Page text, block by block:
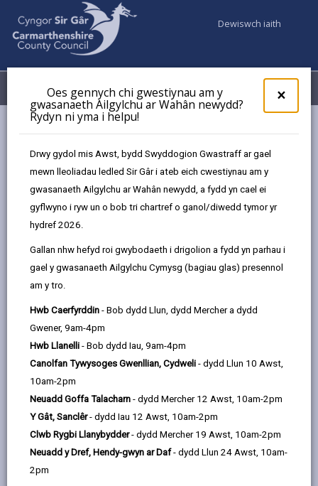
×
Oes gennych chi gwestiynau am y
gwasanaeth Ailgylchu ar Wahân newydd?
Rydyn ni yma i helpu!
Drwy gydol mis Awst, bydd Swyddogion Gwastraff ar gael
mewn lleoliadau ledled Sir Gâr i ateb eich cwestiynau am y
gwasanaeth Ailgylchu ar Wahân newydd, a fydd yn cael ei
gyflwyno i ryw un o bob tri chartref o ganol/diwedd tymor yr
hydref 2026.
Gallan nhw hefyd roi gwybodaeth i drigolion a fydd yn parhau i
gael y gwasanaeth Ailgylchu Cymysg (bagiau glas) presennol
am y tro.
Hwb Caerfyrddin - Bob dydd Llun, dydd Mercher a dydd
Gwener, 9am-4pm
Hwb Llanelli - Bob dydd Iau, 9am-4pm
Canolfan Tywysoges Gwenllian, Cydweli - dydd Llun 10 Awst,
10am-2pm
Neuadd Goffa Talacharn - dydd Mercher 12 Awst, 10am-2pm
Y Gât, Sanclêr- dydd Iau 12 Awst, 10am-2pm
Clwb Rygbi Llanybydder- dydd Mercher 19 Awst, 10am-2pm
Neuadd y Dref, Hendy-gwyn ar Daf- dydd Llun 24 Awst, 10am-
2pm
Dewiswch iaith
Dewislen
Gwenwyn carbon monocsid
Gwenwyn carbon monocsid
Diweddarwyd y dudalen ar: 11/12/2023
by
share
this
on
opens
in
new
tab
share
this
on
opens
a
tab
in
new
Nwy di-liw, di-arogl, di-flas, gwenwynig yw Carbon
monocsid (CO), a gynhyrchir wrth losgi tanwydd
carbon, megis nwy, olew, pren a glo, yn anghyflawn.
Pan na fydd y tanwydd yn llosgi'n iawn, cynhyrchir
gormodedd o CO, sy'n wenwynig. Ni allwch ei weld, ei
flasu na'i arogli, ond gall CO ladd yn gyflym a di-rybudd.
Gall lefelau nad ydynt yn lladd achosi niwed difrifol i
iechyd os cânt eu hanadlu i mewn dros gyfnod hir.
Gall symptomau cynnar gwenwyn carbon monocsid
(CO) fod yn debyg i symptomau ffliw. Ymhlith y